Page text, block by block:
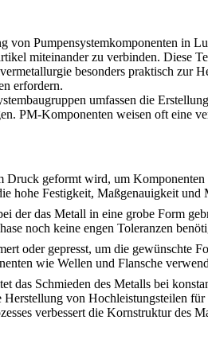
von Pumpensystemkomponenten in
miteinander zu verbinden.
besonders praktisch zur
erfordern.
umfassen die
PM-Komponenten weisen oft eine
geformt wird, um
hohe Festigkeit, Maßgenauigkeit und
der das Metall in eine grobe Form
noch keine engen Toleranzen
oder gepresst, um die gewünschte
wie Wellen und Flansche
das Schmieden des Metalls bei
Herstellung von Hochleistungsteilen
verbessert die Kornstruktur des